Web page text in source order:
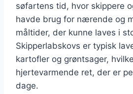
søfartens tid, hvor skippere
havde brug for nærende og
måltider, der kunne laves i
Skipperlabskovs er typisk
kartofler og grøntsager,
hjertevarmende ret, der er
dage.